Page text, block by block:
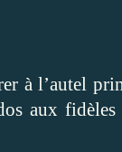
à l’autel
aux fidèles